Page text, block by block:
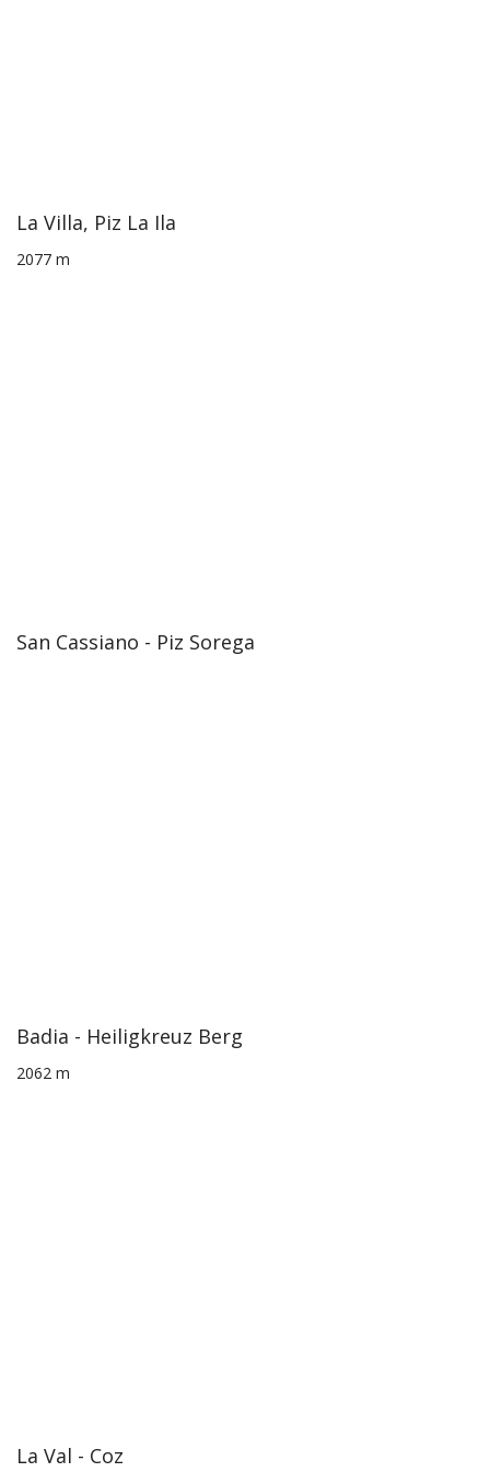
La Villa, Piz La Ila
2077 m
San Cassiano - Piz Sorega
Badia - Heiligkreuz Berg
2062 m
La Val - Coz